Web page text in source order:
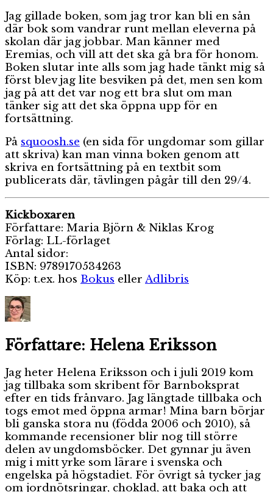
Jag gillade boken, som jag tror kan bli en sån
där bok som vandrar runt mellan eleverna på
skolan där jag jobbar. Man känner med
Eremias, och vill att det ska gå bra för honom.
Boken slutar inte alls som jag hade tänkt mig så
först blev jag lite besviken på det, men sen kom
jag på att det var nog ett bra slut om man
tänker sig att det ska öppna upp för en
fortsättning.
På squoosh.se (en sida för ungdomar som gillar
att skriva) kan man vinna boken genom att
skriva en fortsättning på en textbit som
publicerats där, tävlingen pågår till den 29/4.
Kickboxaren
Författare: Maria Björn & Niklas Krog
Förlag: LL-förlaget
Antal sidor:
ISBN: 9789170534263
Köp: t.ex. hos Bokus eller Adlibris
Författare: Helena Eriksson
Jag heter Helena Eriksson och i juli 2019 kom
jag tillbaka som skribent för Barnboksprat
efter en tids frånvaro. Jag längtade tillbaka och
togs emot med öppna armar! Mina barn börjar
bli ganska stora nu (födda 2006 och 2010), så
kommande recensioner blir nog till större
delen av ungdomsböcker. Det gynnar ju även
mig i mitt yrke som lärare i svenska och
engelska på högstadiet. För övrigt så tycker jag
om jordnötsringar, choklad, att baka och att